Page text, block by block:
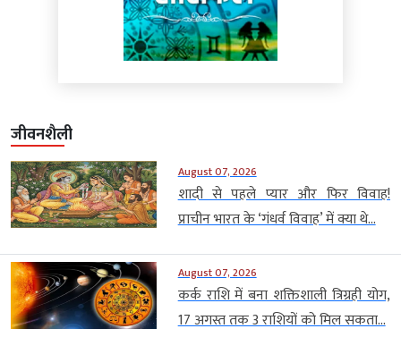
जीवनशैली
August 07, 2026
शादी से पहले प्यार और फिर विवाह!
प्राचीन भारत के ‘गंधर्व विवाह’ में क्या थे...
August 07, 2026
कर्क राशि में बना शक्तिशाली त्रिग्रही योग,
17 अगस्त तक 3 राशियों को मिल सकता...